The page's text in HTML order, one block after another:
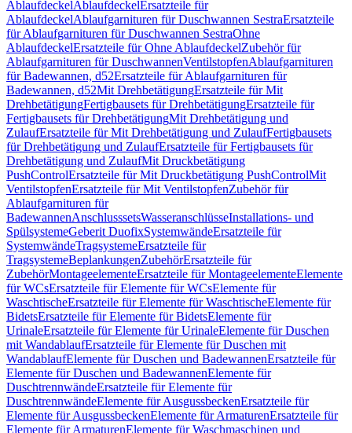
AblaufdeckelAblaufdeckelErsatzteile für
AblaufdeckelAblaufgarnituren für Duschwannen SestraErsatzteile
für Ablaufgarnituren für Duschwannen SestraOhne
AblaufdeckelErsatzteile für Ohne AblaufdeckelZubehör für
Ablaufgarnituren für DuschwannenVentilstopfenAblaufgarnituren
für Badewannen, d52Ersatzteile für Ablaufgarnituren für
Badewannen, d52Mit DrehbetätigungErsatzteile für Mit
DrehbetätigungFertigbausets für DrehbetätigungErsatzteile für
Fertigbausets für DrehbetätigungMit Drehbetätigung und
ZulaufErsatzteile für Mit Drehbetätigung und ZulaufFertigbausets
für Drehbetätigung und ZulaufErsatzteile für Fertigbausets für
Drehbetätigung und ZulaufMit Druckbetätigung
PushControlErsatzteile für Mit Druckbetätigung PushControlMit
VentilstopfenErsatzteile für Mit VentilstopfenZubehör für
Ablaufgarnituren für
BadewannenAnschlusssetsWasseranschlüsseInstallations- und
SpülsystemeGeberit DuofixSystemwändeErsatzteile für
SystemwändeTragsystemeErsatzteile für
TragsystemeBeplankungenZubehörErsatzteile für
ZubehörMontageelementeErsatzteile für MontageelementeElemente
für WCsErsatzteile für Elemente für WCsElemente für
WaschtischeErsatzteile für Elemente für WaschtischeElemente für
BidetsErsatzteile für Elemente für BidetsElemente für
UrinaleErsatzteile für Elemente für UrinaleElemente für Duschen
mit WandablaufErsatzteile für Elemente für Duschen mit
WandablaufElemente für Duschen und BadewannenErsatzteile für
Elemente für Duschen und BadewannenElemente für
DuschtrennwändeErsatzteile für Elemente für
DuschtrennwändeElemente für AusgussbeckenErsatzteile für
Elemente für AusgussbeckenElemente für ArmaturenErsatzteile für
Elemente für ArmaturenElemente für Waschmaschinen und